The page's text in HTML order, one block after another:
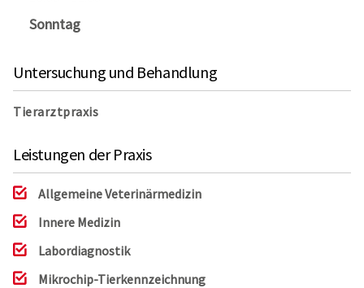
Sonntag
Untersuchung und Behandlung
Tierarztpraxis
Leistungen der Praxis
Allgemeine Veterinärmedizin
Innere Medizin
Labordiagnostik
Mikrochip-Tierkennzeichnung